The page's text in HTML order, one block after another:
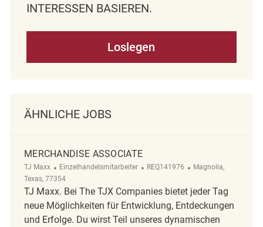
NTERESSEN BASIEREN.
Loslegen
ÄHNLICHE JOBS
MERCHANDISE ASSOCIATE
TJ Maxx Kategorie
Einzelhandelsmitarbeiter ReqId
REQ141976 Ort
Magnolia,
Texas, 77354
TJ Maxx. Bei The TJX Companies bietet jeder Tag
neue Möglichkeiten für Entwicklung, Entdeckungen
und Erfolge. Du wirst Teil unseres dynamischen